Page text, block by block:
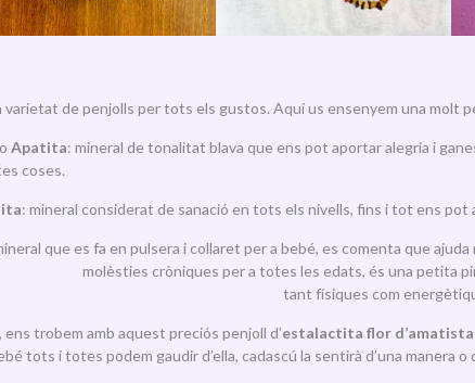
varietat de penjolls per tots els gustos. Aquí us ensenyem una molt
o Apatita: mineral de tonalitat blava que ens pot aportar alegria i
coses.
: mineral considerat de sanació en tots els nivells, fins i tot ens
que es fa en pulsera i collaret per a bebé, es comenta que
molèsties cròniques per a totes les edats, és una petita
tant físiques com
ens trobem amb aquest preciós penjoll d’estalactita flor d’amatista
tots i totes podem gaudir d’ella, cadascú la sentirà d’una manera